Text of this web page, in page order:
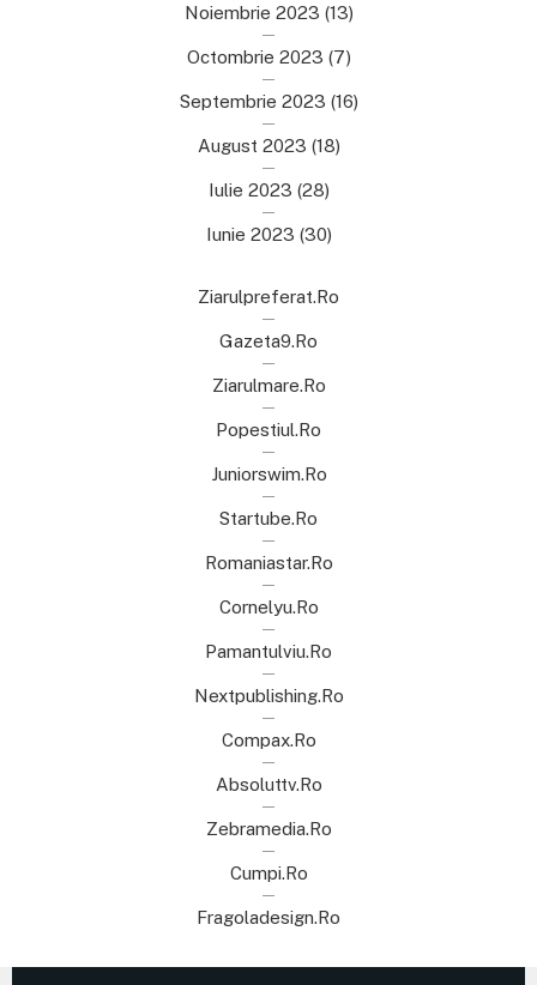
Noiembrie 2023 (13)
Octombrie 2023 (7)
Septembrie 2023 (16)
August 2023 (18)
Iulie 2023 (28)
Iunie 2023 (30)
Ziarulpreferat.ro
Gazeta9.ro
Ziarulmare.ro
Popestiul.ro
Juniorswim.ro
Startube.ro
Romaniastar.ro
Cornelyu.ro
Pamantulviu.ro
Nextpublishing.ro
Compax.ro
Absoluttv.ro
Zebramedia.ro
Cumpi.ro
Fragoladesign.ro